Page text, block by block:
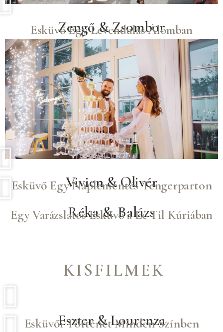
Zengő & Zsombor
Esküvő Egy Levendulás Álomban
Vivien & Olivér
Esküvő Egy Naplementés Tengerparton
Réka & Balázs
Egy Varázslatos Esküvő a Le Til Kúriában
KISFILMEK
Eszter & Lourenza
Esküvői Történet Minden Színben